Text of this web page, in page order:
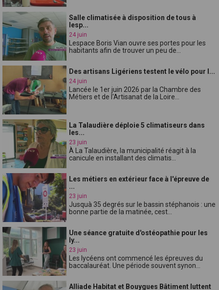
Salle climatisée à disposition de tous à
lesp...
24 juin
Lespace Boris Vian ouvre ses portes pour les
habitants afin de trouver un peu de...
Des artisans Ligériens testent le vélo pour l...
24 juin
Lancée le 1er juin 2026 par la Chambre des
Métiers et de l'Artisanat de la Loire...
La Talaudière déploie 5 climatiseurs dans
les...
23 juin
À La Talaudière, la municipalité réagit à la
canicule en installant des climatis...
Les métiers en extérieur face à l'épreuve de
...
23 juin
Jusquà 35 degrés sur le bassin stéphanois : une
bonne partie de la matinée, cest...
Une séance gratuite d'ostéopathie pour les
ly...
23 juin
Les lycéens ont commencé les épreuves du
baccalauréat. Une période souvent synon...
Alliade Habitat et Bouygues Bâtiment luttent